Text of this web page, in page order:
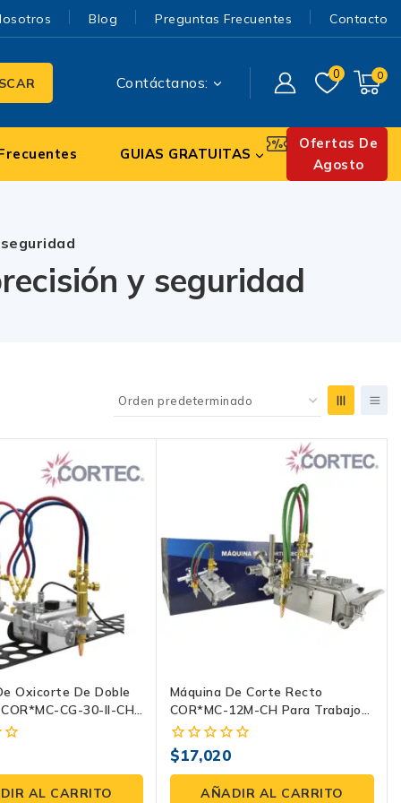
Blog Preguntas Frecuentes Contacto
Contáctanos: 0 0
GUIAS GRATUITAS
Ofertas De
Agosto
y seguridad
Oxicorte De Doble
CG-30-II-CH |
Eficiente Y Preciso
AL CARRITO
Máquina De Corte Recto
COR*MC-12M-CH Para Trabajos
Exigentes | Cortec
0
fuera
$17,020
AÑADIR AL CARRITO